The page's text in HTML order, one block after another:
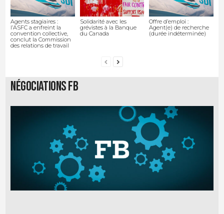
Agents stagiaires :
l’ASFC a enfreint la
convention collective,
conclut la Commission
des relations de travail
Solidarité avec les
grévistes à la Banque
du Canada
Offre d’emploi :
Agent(e) de recherche
(durée indéterminée)
Négociations FB